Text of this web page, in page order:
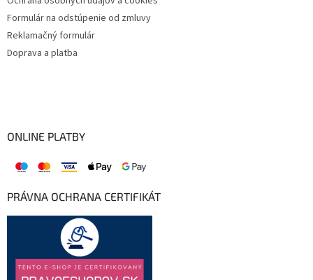
Formulár na odstúpenie od zmluvy
Reklamačný formulár
Doprava a platba
ONLINE PLATBY
PRÁVNA OCHRANA CERTIFIKÁT